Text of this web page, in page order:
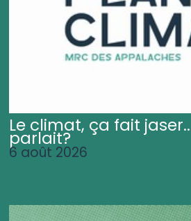
Le climat, ça fait
parlait?
6 août 2026